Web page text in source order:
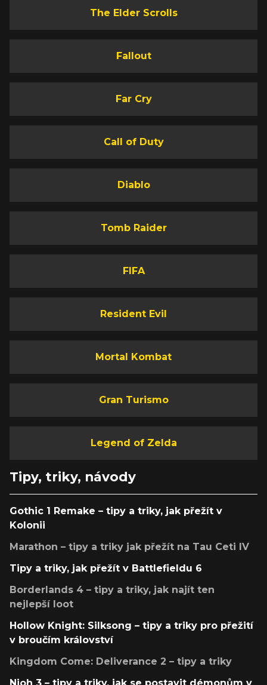
The Elder Scrolls
Fallout
Far Cry
Call of Duty
Diablo
Tomb Raider
FIFA
Resident Evil
Mortal Kombat
Gran Turismo
Legend of Zelda
Tipy, triky, návody
Gothic 1 Remake – tipy a triky, jak přežít v
Kolonii
Marathon – tipy a triky jak přežít na Tau Ceti IV
Tipy a triky, jak přežít v Battlefieldu 6
Borderlands 4 – tipy a triky, jak najít ten
nejlepší loot
Hollow Knight: Silksong – tipy a triky pro přežití
v broučím království
Kingdom Come: Deliverance 2 – tipy a triky